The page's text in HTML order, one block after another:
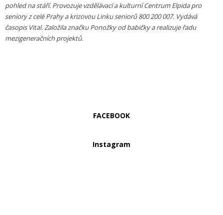
pohled na stáří. Provozuje vzdělávací a kulturní Centrum Elpida pro
seniory z celé Prahy a krizovou Linku seniorů 800 200 007. Vydává
časopis Vital. Založila značku Ponožky od babičky a realizuje řadu
mezigeneračních projektů.
FACEBOOK
Instagram